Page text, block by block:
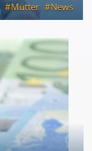
Mütter News